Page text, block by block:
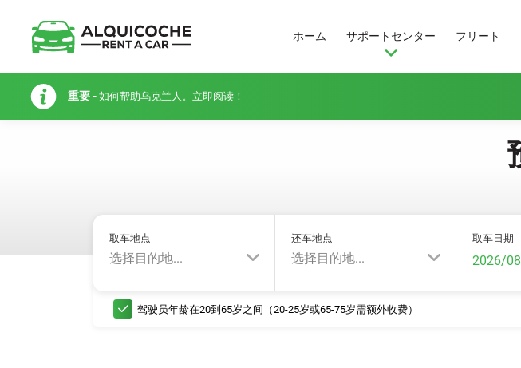
ホーム サポートセンター フリート
重要 - 如何帮助乌克兰人。 立即阅读 ！
取车地点
选择目的地...
还车地点
选择目的地...
取车日期
驾驶员年龄在20到65岁之间（20-25岁或65-75岁需额外收费）